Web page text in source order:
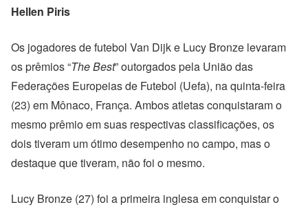
Hellen Piris
Os jogadores de futebol Van Dijk e Lucy Bronze levaram
os prêmios “The Best” outorgados pela União das
Federações Europeias de Futebol (Uefa), na quinta-feira
(23) em Mônaco, França. Ambos atletas conquistaram o
mesmo prêmio em suas respectivas classificações, os
dois tiveram um ótimo desempenho no campo, mas o
destaque que tiveram, não foi o mesmo.
Lucy Bronze (27) foi a primeira inglesa em conquistar o